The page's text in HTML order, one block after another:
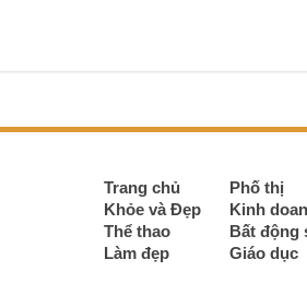
Trang chủ Phố thị
Khỏe và Đẹp
Kinh
Thể thao
Bất động
Làm đẹp
Giáo dục